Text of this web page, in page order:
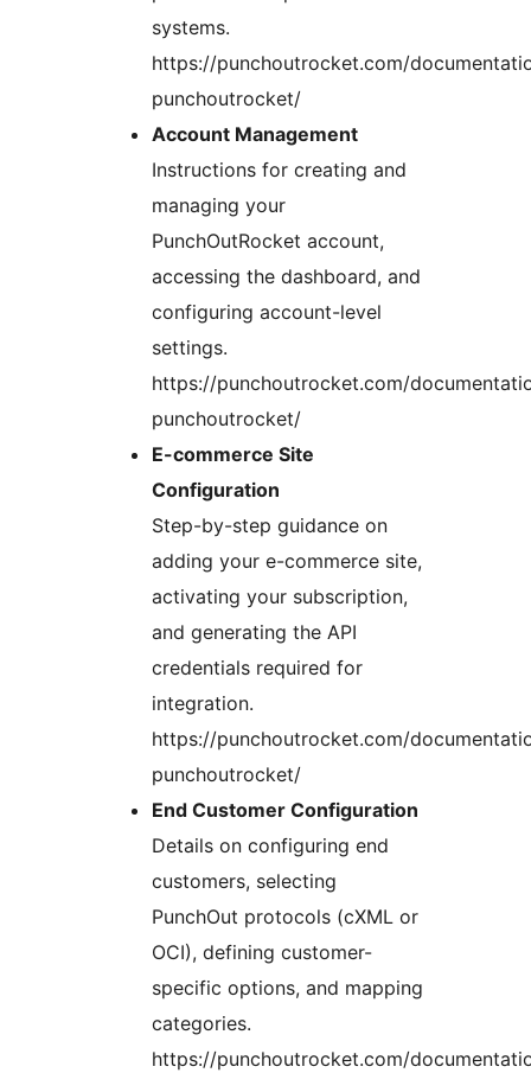
systems.
https://punchoutrocket.com/
punchoutrocket/
Account Management
Instructions for creating and
managing your
PunchOutRocket account,
accessing the dashboard, and
configuring account-level
settings.
https://punchoutrocket.com/
punchoutrocket/
E-commerce Site
Configuration
Step-by-step guidance on
adding your e-commerce site,
activating your subscription,
and generating the API
credentials required for
integration.
https://punchoutrocket.com/
punchoutrocket/
End Customer Configuration
Details on configuring end
customers, selecting
PunchOut protocols (cXML or
OCI), defining customer-
specific options, and mapping
categories.
https://punchoutrocket.com/